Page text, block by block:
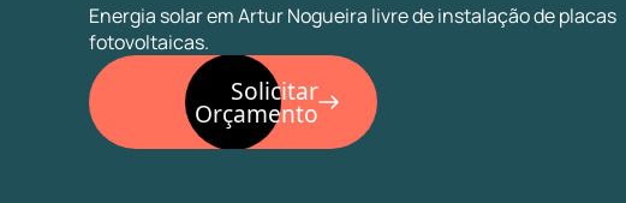
Energia solar em Artur Nogueira livre de instalação de placas
fotovoltaicas.
Solicitar
Orçamento